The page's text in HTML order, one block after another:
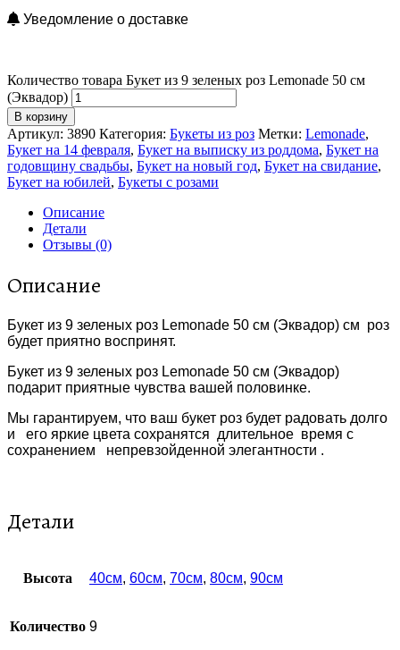
Уведомление о доставке
Количество товара Букет из 9 зеленых роз Lemonade 50 см
(Эквадор)
В корзину
Артикул: 3890 Категория: Букеты из роз Метки: Lemonade,
Букет на 14 февраля, Букет на выписку из роддома, Букет на
годовщину свадьбы, Букет на новый год, Букет на свидание,
Букет на юбилей, Букеты с розами
Описание
Детали
Отзывы (0)
Описание
Букет из 9 зеленых роз Lemonade 50 см (Эквадор) см роз
будет приятно воспринят.
Букет из 9 зеленых роз Lemonade 50 см (Эквадор)
подарит приятные чувства вашей половинке.
Мы гарантируем, что ваш букет роз будет радовать долго
и его яркие цвета сохранятся длительное время с
сохранением непревзойденной элегантности .
Детали
Высота 40см, 60см, 70см, 80см, 90см
Количество 9